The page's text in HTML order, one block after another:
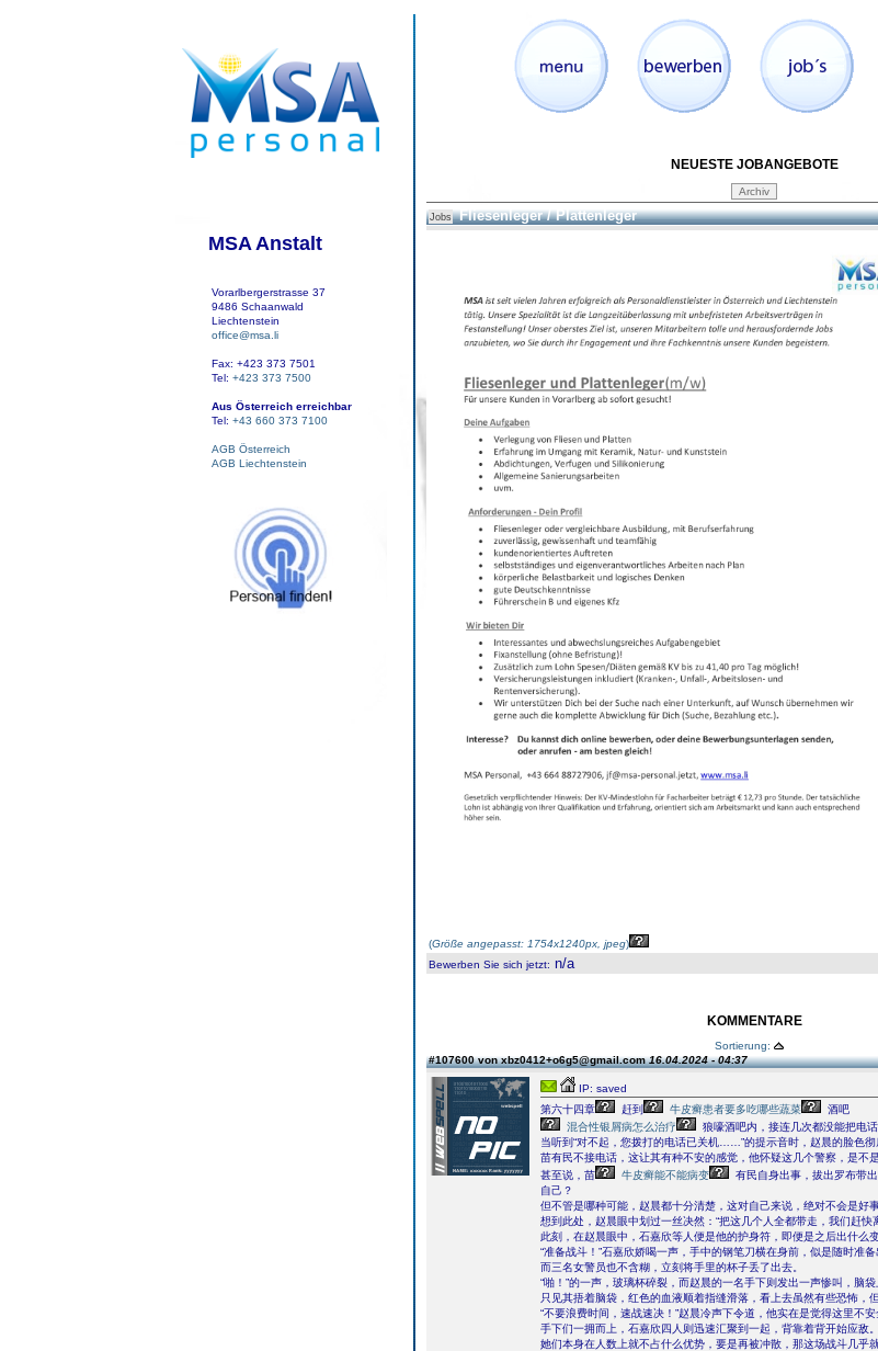
MSA Anstalt
Vorarlbergerstrasse 37
9486 Schaanwald
Liechtenstein
office@msa.li
Fax: +423 373 7501
Tel: +423 373 7500
Aus Österreich erreichbar
Tel: +43 660 373 7100
AGB Österreich
AGB Liechtenstein
NEUESTE JOBANGEBOTE
Jobs Fliesenleger / Plattenleger
(Größe angepasst: 1754x1240px, jpeg)
Bewerben Sie sich jetzt: n/a
KOMMENTARE
Sortierung:
#107600 von xbz0412+o6g5@gmail.com16.04.2024 - 04:37
IP: saved
第六十四章
赶到 牛皮癣患者要多吃哪些蔬菜
酒吧
混合性银屑病怎么治疗
狼嚎酒吧内，接连几次都没能把电
当听到“对不起，您拨打的电话已关机……”的提示音时，赵晨的脸色彻
苗有民不接电话，这让其有种不安的感觉，他怀疑这几个警察，是不
甚至说，苗
牛皮癣能不能病变
有民自身出事，拔出罗布带
自己？
但不管是哪种可能，赵晨都十分清楚，这对自己来说，绝对不会是好事
想到此处，赵晨眼中划过一丝决然：“把这几个人全都带走，我们赶快
此刻，在赵晨眼中，石嘉欣等人便是他的护身符，即便是之后出什么
“准备战斗！”石嘉欣娇喝一声，手中的钢笔刀横在身前，似是随时准备
而三名女警员也不含糊，立刻将手里的杯子丢了出去。
“啪！”的一声，玻璃杯碎裂，而赵晨的一名手下则发出一声惨叫，脑袋
只见其捂着脑袋，红色的血液顺着指缝滑落，看上去虽然有些恐怖，
“不要浪费时间，速战速决！”赵晨冷声下令道，他实在是觉得这里不安
手下们一拥而上，石嘉欣四人则迅速汇聚到一起，背靠着背开始应敌。
她们本身在人数上就不占什么优势，要是再被冲散，那这场战斗几乎